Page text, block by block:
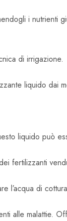
i nutrienti
di irrigazione.
liquido dai
liquido può
fertilizzanti
l’acqua di
alle malattie.